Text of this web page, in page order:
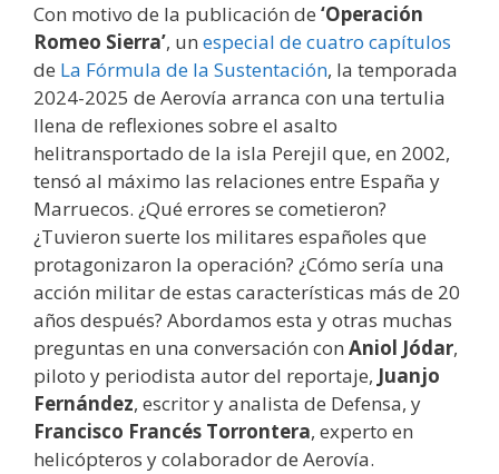
Con motivo de la publicación de ‘Operación
Romeo Sierra’, un especial de cuatro capítulos
de La Fórmula de la Sustentación, la temporada
2024-2025 de Aerovía arranca con una tertulia
llena de reflexiones sobre el asalto
helitransportado de la isla Perejil que, en 2002,
tensó al máximo las relaciones entre España y
Marruecos. ¿Qué errores se cometieron?
¿Tuvieron suerte los militares españoles que
protagonizaron la operación? ¿Cómo sería una
acción militar de estas características más de 20
años después? Abordamos esta y otras muchas
preguntas en una conversación con Aniol Jódar,
piloto y periodista autor del reportaje, Juanjo
Fernández, escritor y analista de Defensa, y
Francisco Francés Torrontera, experto en
helicópteros y colaborador de Aerovía.